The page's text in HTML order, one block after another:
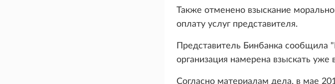
Также отменено взыскание
оплату услуг представителя.
Представитель Бинбанка сообщила
организация намерена взыскать уже
Согласно материалам дела, в мае